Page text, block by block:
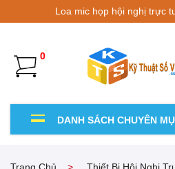
Loa mic họp hội nghị trực
0
DANH SÁCH CHUYÊN
Trang Chủ Thiết Bị Hội Nghị